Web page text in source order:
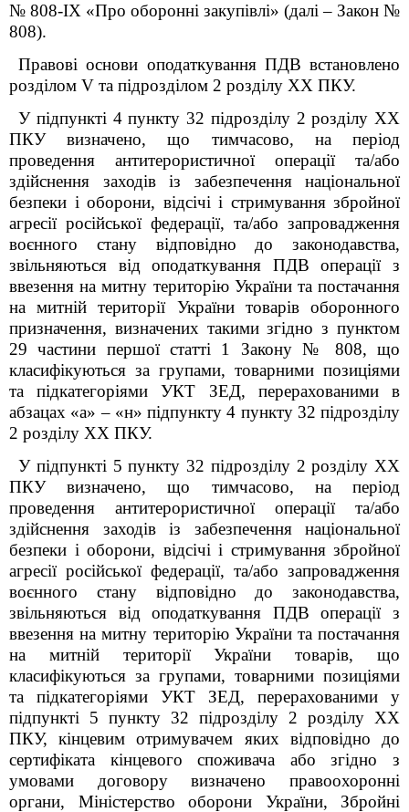
№ 808-IX «Про оборонні закупівлі» (далі – Закон №
808).
Правові основи оподаткування ПДВ встановлено
розділом V та підрозділом 2 розділу XX ПКУ.
У підпункті 4 пункту 32 підрозділу 2 розділу XX
ПКУ визначено, що тимчасово, на період
проведення антитерористичної операції та/або
здійснення заходів із забезпечення національної
безпеки і оборони, відсічі і стримування збройної
агресії російської федерації, та/або запровадження
воєнного стану відповідно до законодавства,
звільняються від оподаткування ПДВ операції з
ввезення на митну територію України та постачання
на митній території України товарів оборонного
призначення, визначених такими згідно з пунктом
29 частини першої статті 1 Закону № 808, що
класифікуються за групами, товарними позиціями
та підкатегоріями УКТ ЗЕД, перерахованими в
абзацах «а» – «н» підпункту 4 пункту 32 підрозділу
2 розділу XX ПКУ.
У підпункті 5 пункту 32 підрозділу 2 розділу XX
ПКУ визначено, що тимчасово, на період
проведення антитерористичної операції та/або
здійснення заходів із забезпечення національної
безпеки і оборони, відсічі і стримування збройної
агресії російської федерації, та/або запровадження
воєнного стану відповідно до законодавства,
звільняються від оподаткування ПДВ операції з
ввезення на митну територію України та постачання
на митній території України товарів, що
класифікуються за групами, товарними позиціями
та підкатегоріями УКТ ЗЕД, перерахованими у
підпункті 5 пункту 32 підрозділу 2 розділу XX
ПКУ, кінцевим отримувачем яких відповідно до
сертифіката кінцевого споживача або згідно з
умовами договору визначено правоохоронні
органи, Міністерство оборони України, Збройні